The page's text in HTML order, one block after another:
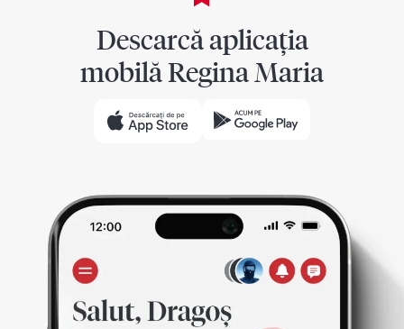
Descarcă aplicația
mobilă Regina Maria